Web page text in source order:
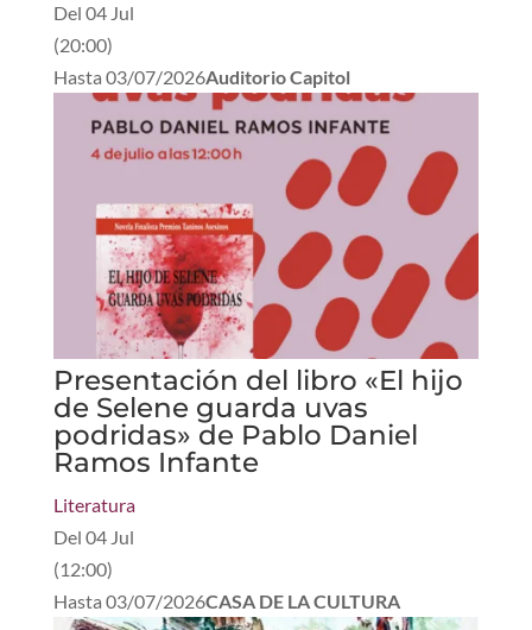
Del 04 Jul
(20:00)
Hasta 03/07/2026Auditorio Capitol
Presentación del libro «El hijo
de Selene guarda uvas
podridas» de Pablo Daniel
Ramos Infante
Literatura
Del 04 Jul
(12:00)
Hasta 03/07/2026CASA DE LA CULTURA